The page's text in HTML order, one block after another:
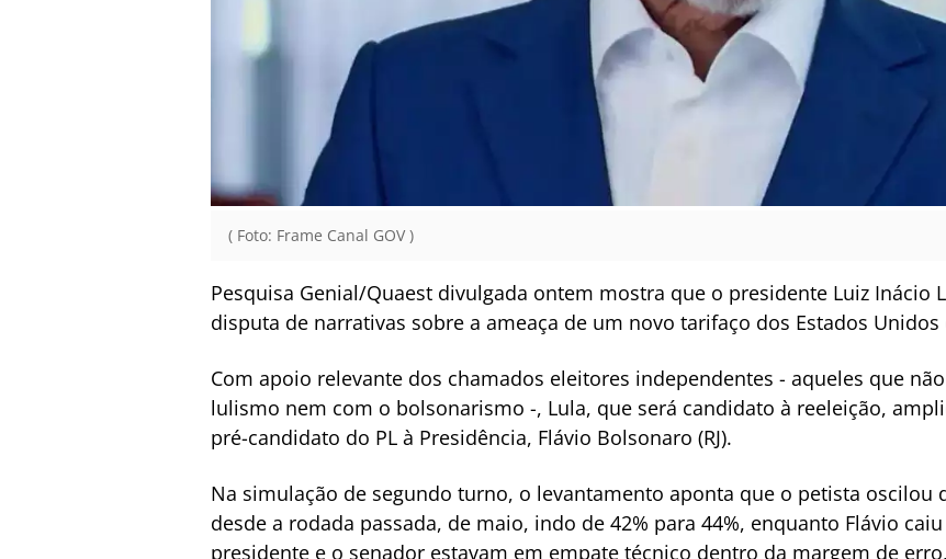
( Foto: Frame Canal GOV )
Pesquisa Genial/Quaest divulgada ontem mostra que o presidente Luiz Inácio
disputa de narrativas sobre a ameaça de um novo tarifaço dos Estados
Com apoio relevante dos chamados eleitores independentes - aqueles que
lulismo nem com o bolsonarismo -, Lula, que será candidato à reeleição,
pré-candidato do PL à Presidência, Flávio Bolsonaro (RJ).
Na simulação de segundo turno, o levantamento aponta que o petista oscilou
desde a rodada passada, de maio, indo de 42% para 44%, enquanto Flávio
presidente e o senador estavam em empate técnico dentro da margem de